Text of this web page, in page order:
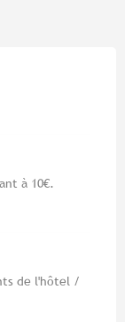
à 10€.
de l'hôtel /